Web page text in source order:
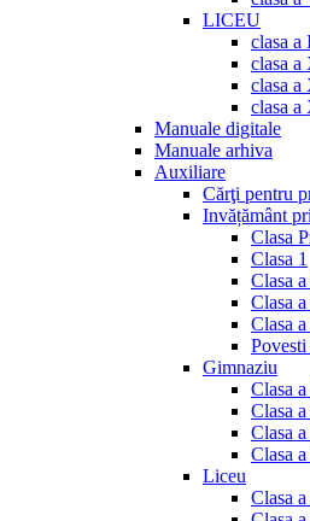
LICEU
clasa a
clasa a
clasa a
clasa a
Manuale digitale
Manuale arhiva
Auxiliare
Cărţi pentru
Invățământ
Clasa
Clasa 1
Clasa a
Clasa a
Clasa a
Gimnaziu
Clasa a
Clasa a
Clasa a
Clasa a
Liceu
Clasa a